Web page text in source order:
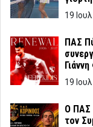
19
ΠΑΣ
19
Ο ΠΑΣ
τον